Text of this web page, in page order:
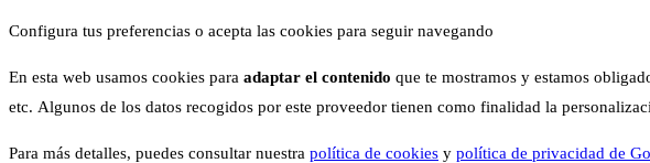
Configura tus preferencias o acepta las cookies para seguir navegando
En esta web usamos cookies para adaptar el contenido que te mostramos y estamos
etc. Algunos de los datos recogidos por este proveedor tienen como finalidad la
Para más detalles, puedes consultar nuestra política de cookies y política de privacidad de